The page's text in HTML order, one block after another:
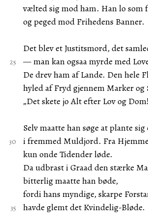
vælted sig mod ham. Han lo som
og peged mod Frihedens Banner.
Det blev et Justitsmord, det
— man kan ogsaa myrde med
De drev ham af Lande. Den hele
hyled af Fryd gjennem Marker og
„Det skete jo Alt efter Lov og
Selv maatte han søge at plante sig
i fremmed Muldjord. Fra
kun onde Tidender løde.
Da udbrast i Graad den stærke
bitterlig maatte han bøde,
fordi hans myndige, skarpe
havde glemt det Kvindelig-Bløde.